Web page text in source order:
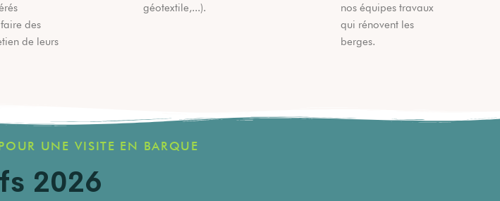
des
de leurs
géotextile,...).
nos équipes travaux
qui rénovent les
berges.
UNE VISITE EN BARQUE
2026